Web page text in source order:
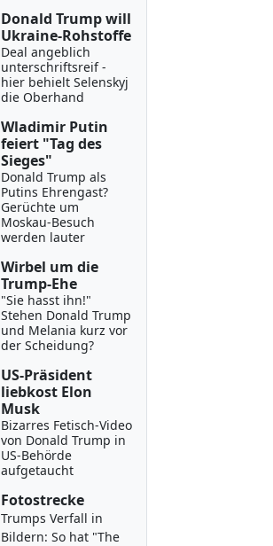
Donald Trump will
Ukraine-Rohstoffe
Deal angeblich
unterschriftsreif -
hier behielt Selenskyj
die Oberhand
Wladimir Putin
feiert "Tag des
Sieges"
Donald Trump als
Putins Ehrengast?
Gerüchte um
Moskau-Besuch
werden lauter
Wirbel um die
Trump-Ehe
"Sie hasst ihn!"
Stehen Donald Trump
und Melania kurz vor
der Scheidung?
US-Präsident
liebkost Elon
Musk
Bizarres Fetisch-Video
von Donald Trump in
US-Behörde
aufgetaucht
Fotostrecke
Trumps Verfall in
Bildern: So hat "The